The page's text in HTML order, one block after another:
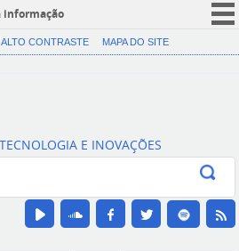
informação
CORONAVÍRUS (COVID-19)
Canais
ALTO CONTRASTE MAPA DO SITE
E INOVAÇÕES